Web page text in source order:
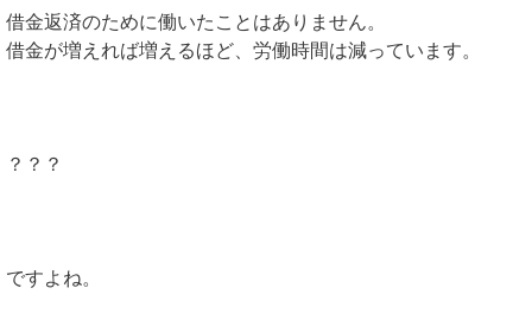
借金返済のために働いたことはありません。
借金が増えれば増えるほど、労働時間は減っています。
？？？
ですよね。